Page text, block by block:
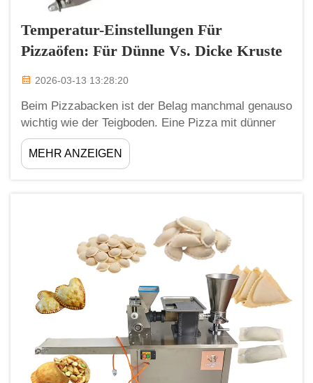
Temperatur-Einstellungen Für
Pizzaöfen: Für Dünne Vs. Dicke Kruste
2026-03-13 13:28:20
Beim Pizzabacken ist der Belag manchmal genauso
wichtig wie der Teigboden. Eine Pizza mit dünner
Kruste bietet ein knuspriges und knackiges Gefühl,
während eine Pizza mit dicker Kruste weicher und
eher teigig ist. Um sie optimal zu backen, ist die
MEHR ANZEIGEN